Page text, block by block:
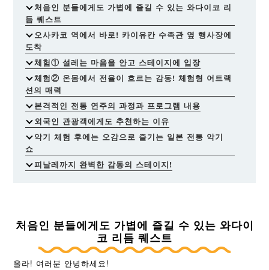
처음인 분들에게도 가볍에 즐길 수 있는 와다이코 리
듬 퀘스트
오사카코 역에서 바로! 카이유칸 수족관 옆 행사장에
도착
체험① 설레는 마음을 안고 스테이지에 입장
체험② 온몸에서 전율이 흐르는 감동! 체험형 어트랙
션의 매력
본격적인 전통 연주의 과정과 프로그램 내용
외국인 관광객에게도 추천하는 이유
악기 체험 후에는 오감으로 즐기는 일본 전통 악기
쇼
피날레까지 완벽한 감동의 스테이지!
처음인 분들에게도 가볍에 즐길 수 있는 와다이
코 리듬 퀘스트
올라! 여러분 안녕하세요!